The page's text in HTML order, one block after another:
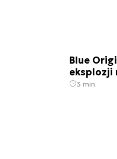
Blue
eksplozji
3 min.